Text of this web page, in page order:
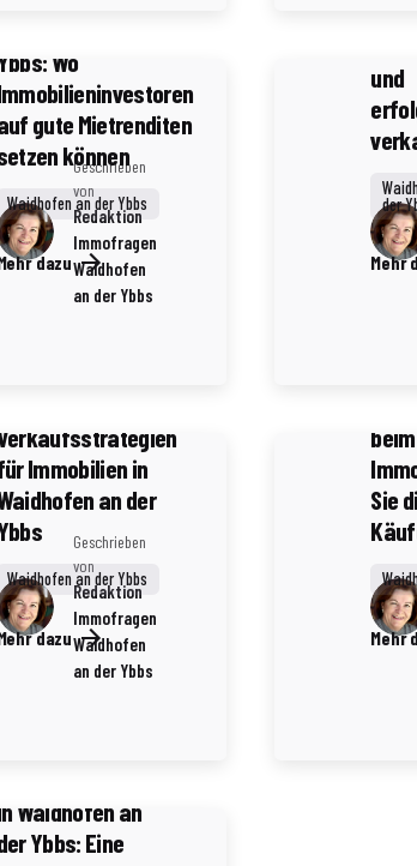
Geschrieben
von
Redaktion
Immofragen
Waidhofen
an der Ybbs
Wo
gute Mietrenditen
können
Waidhofen an der Ybbs
dazu
und
der
Mehr
Geschrieben
von
Redaktion
Immofragen
Waidhofen
an der Ybbs
Minuten Lesezeit
Immobilien in
an der
Waidhofen an der Ybbs
dazu
beim
Sie
Mehr
Minuten Lesezeit
als
Waidhofen an
Ybbs: Eine